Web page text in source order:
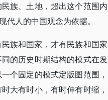
族、土地，超出这个范围内
人的中国观念为依据。
族和国家，才有民族和国家
的历史时期结构的模式在发
个固定的模式定版图范围，
大有时小，有时伸有时缩，